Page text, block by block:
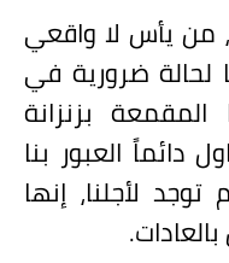
من يأس لا واقعي
لحالة ضرورية في
المقمعة بزنزانة
دائماً العبور بنا
لأجلنا، إنها